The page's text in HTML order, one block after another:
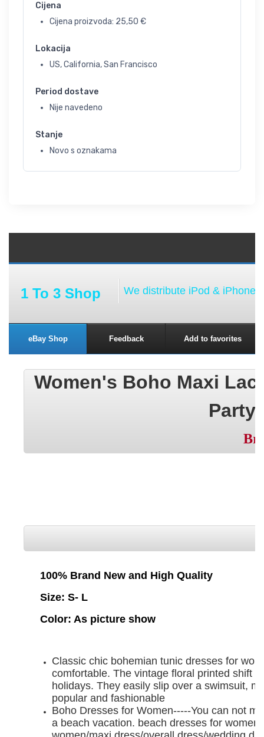
Cijena
Cijena proizvoda: 25,50 €
Lokacija
US, California, San Francisco
Period dostave
Nije navedeno
Stanje
Novo s oznakama